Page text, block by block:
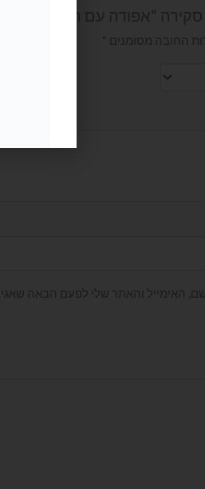
“אפודה עם רוכסן במותן
החובה מסומנים *
האימייל והאתר שלי לפעם הבאה